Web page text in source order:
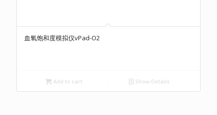
血氧饱和度模拟仪vPad-O2
Add to cart Show Details